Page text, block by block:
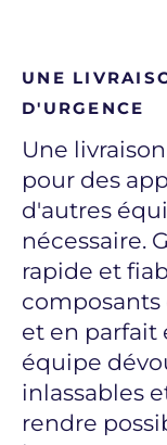
UNE
D'URGENCE
Une
pour des
d'autres
nécessaire.
rapide et
et en parfait
équipe
inlassables
rendre
Nous
urgente de
automobiles
rapidement
Vienne
15 h 20 à
aérienne
essentielles
rapidement
Couriers a